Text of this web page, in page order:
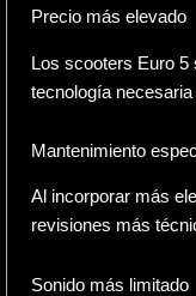
Precio más elevado
Los scooters Euro 5
tecnología
Mantenimiento
Al incorporar más
revisiones más
Sonido más limitado